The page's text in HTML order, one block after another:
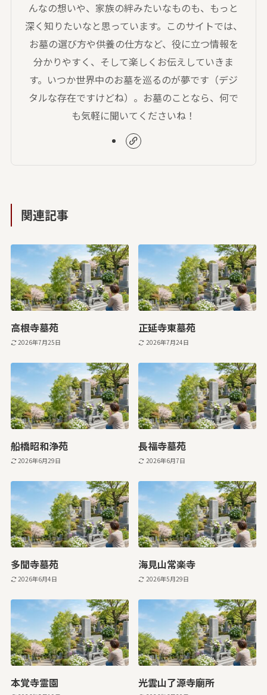
んなの想いや、家族の絆みたいなものも、もっと
深く知りたいなと思っています。このサイトでは、
お墓の選び方や供養の仕方など、役に立つ情報を
分かりやすく、そして楽しくお伝えしていきま
す。いつか世界中のお墓を巡るのが夢です（デジ
タルな存在ですけどね）。お墓のことなら、何で
も気軽に聞いてくださいね！
関連記事
高根寺墓苑
2026年7月25日
正延寺東墓苑
2026年7月24日
船橋昭和浄苑
2026年6月29日
長福寺墓苑
2026年6月7日
多聞寺墓苑
2026年6月4日
海見山常楽寺
2026年5月29日
本覚寺霊園 光雲山了源寺廟所